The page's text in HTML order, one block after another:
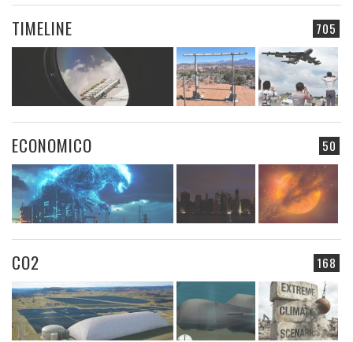
705
TIMELINE
50
ECONOMICO
168
CO2